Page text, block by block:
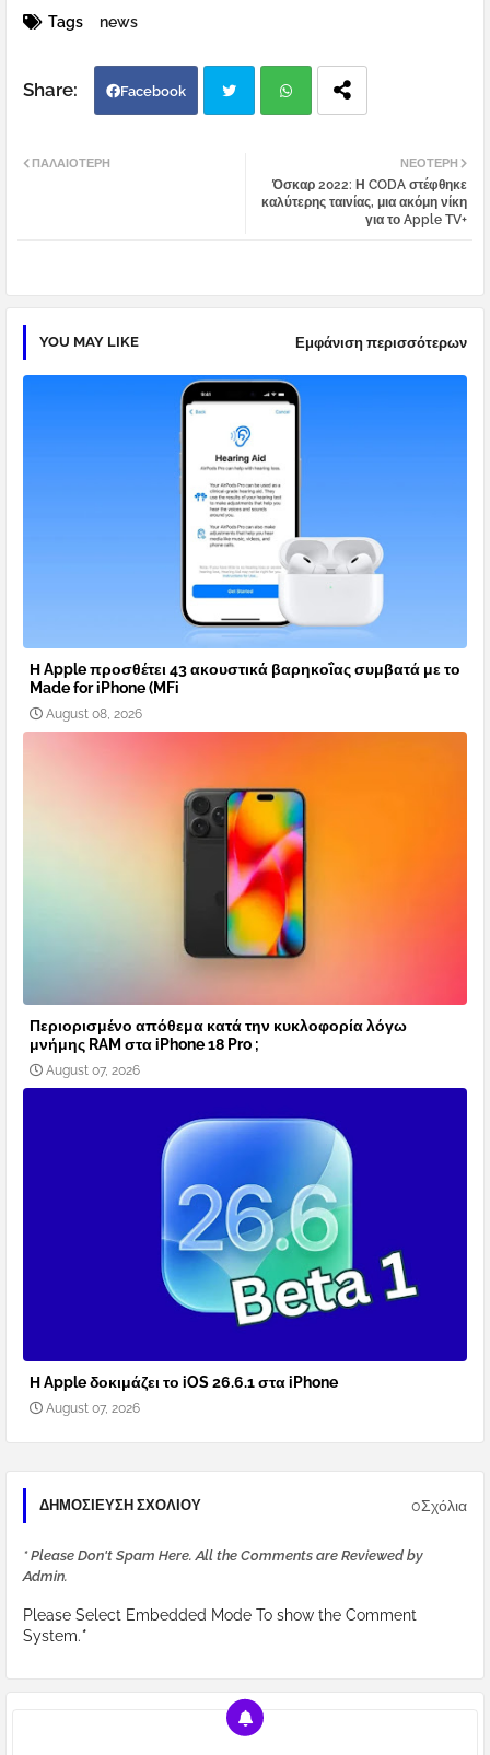
Tags news
Facebook
atsa
ΝΕΌΤΕΡΗ
Όσκαρ 2022: Η CODA στέφθηκε
καλύτερης ταινίας, μια ακόμη νίκη
για το Apple TV+
ΠΑΛΑΙΌΤΕΡΗ
YOU MAY LIKE Εμφάνιση περισσότερων
Η Apple προσθέτει 43 ακουστικά βαρηκοΐας συμβατά με το
Made for iPhone (MFi
August 08, 2026
Περιορισμένο απόθεμα κατά την κυκλοφορία λόγω
μνήμης RAM στα iPhone 18 Pro ;
August 07, 2026
Η Apple δοκιμάζει το iOS 26.6.1 στα iPhone
August 07, 2026
ΔΗΜΟΣΊΕΥΣΗ ΣΧΟΛΊΟΥ 0Σχόλια
* Please Don't Spam Here. All the Comments are Reviewed by
Admin.
Please Select Embedded Mode To show the Comment
System.*